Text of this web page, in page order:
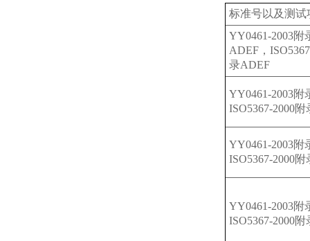
标准号以及测试
YY0461-2003附
ADEF，
录ADEF
YY0461-2003附
ISO5367-2000附
YY0461-2003附
ISO5367-2000附
YY0461-2003附
ISO5367-2000附